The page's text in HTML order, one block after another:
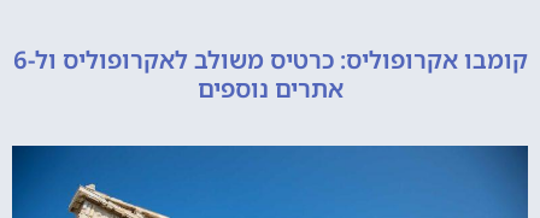
קומבו אקרופוליס: כרטיס משולב לאקרופוליס ול-6
אתרים נוספים